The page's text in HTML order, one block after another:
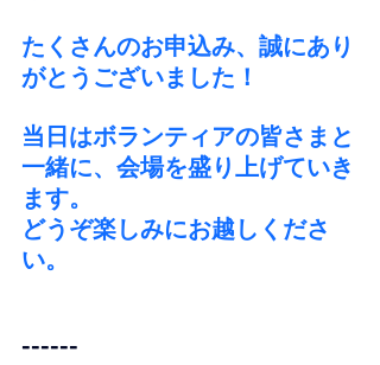
たくさんのお申込み、誠にあり
がとうございました！
当日はボランティアの皆さまと
一緒に、会場を盛り上げていき
ます。
どうぞ楽しみにお越しくださ
い。
------